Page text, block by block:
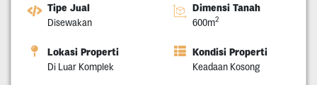
Tipe Jual
Disewakan
Dimensi Tanah
600m2
Lokasi Properti
Di Luar Komplek
Kondisi Properti
Keadaan Kosong